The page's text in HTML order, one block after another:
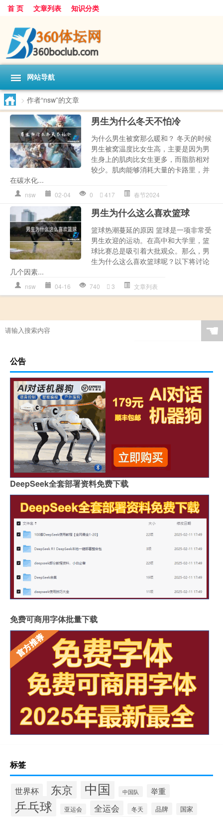
首 页 文章列表 知识分类
网站导航
> 作者“nsw”的文章
男生为什么冬天不怕冷
为什么男生被窝那么暖和？ 冬天的时候
男生被窝温度比女生高，主要是因为男
生身上的肌肉比女生更多，而脂肪相对
较少。肌肉能够消耗大量的卡路里，并
在碳水化...
nsw 02-04 0 417 春节2024
男生为什么这么喜欢篮球
篮球热潮蔓延的原因 篮球是一项非常受
男生欢迎的运动。在高中和大学里，篮
球比赛总是吸引着大批观众。那么，男
生为什么这么喜欢篮球呢？以下将讨论
几个因素...
nsw 04-16 740 3 文章列表
☚
公告
DeepSeek全套部署资料免费下载
免费可商用字体批量下载
标签
世界杯 东京 中国 中国队 举重
乒乓球 亚运会 全运会 冬天 品牌 国家